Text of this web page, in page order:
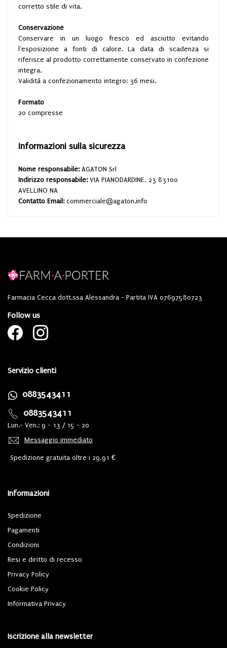
corretto stile di vita.
Conservazione
Conservare in un luogo fresco ed asciutto evitando
l’esposizione a fonti di calore. La data di scadenza si
riferisce al prodotto correttamente conservato in confezione
integra.
Validità a confezionamento integro: 36 mesi.
Formato
20 compresse
Informazioni sulla sicurezza
Nome responsabile: AGATON Srl
Indirizzo responsabile: VIA PIANODARDINE, 23 83100
AVELLINO NA
Contatto Email: commerciale@agaton.info
Farmacia Cecca dott.ssa Alessandra - Partita IVA 07697580723
Follow us
Servizio clienti
0883543411
0883543411
Lun.- Ven.: 9 - 13 / 15 - 20
Messaggio immediato
Spedizione gratuita oltre i 29,91 €
Informazioni
Spedizione
Pagamenti
Condizioni
Resi e diritto di recesso
Privacy Policy
Cookie Policy
Informativa Privacy
Iscrizione alla newsletter